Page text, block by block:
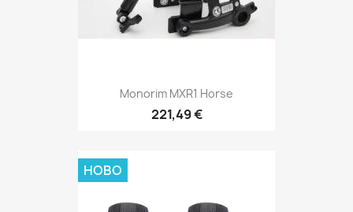
Monorim MXR1 Horse
221,49 €
НОВО